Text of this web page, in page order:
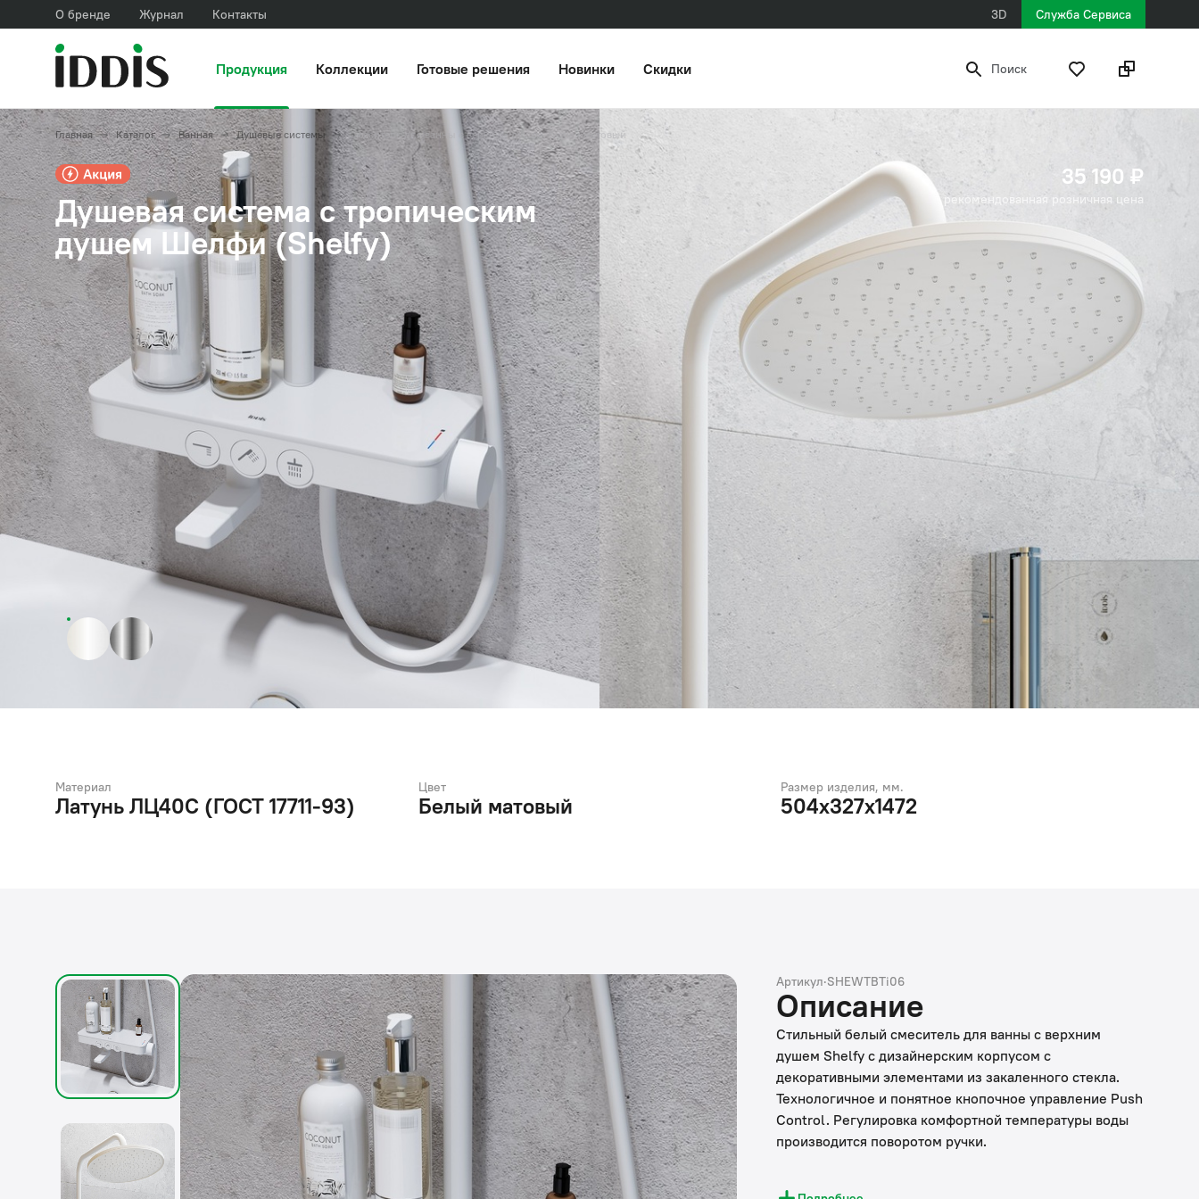
О бренде Журнал Контакты 3D Служба Сервиса
Продукция Коллекции Готовые решения Новинки Скидки Поиск
Главная Каталог Ванная Душевые системы Смеситель для ванны с верхним душем, белый матовый
Душевая система с тропическим
душем Шелфи (Shelfy)
35 190 ₽
рекомендованная розничная цена
Материал
Латунь ЛЦ40C (ГОСТ 17711-93)
Цвет
Белый матовый
Размер изделия, мм.
504x327x1472
Артикул·SHEWTBTi06
Описание
Стильный белый смеситель для ванны с верхним
душем Shelfy с дизайнерским корпусом с
декоративными элементами из закаленного стекла.
Технологичное и понятное кнопочное управление Push
Control. Регулировка комфортной температуры воды
производится поворотом ручки.